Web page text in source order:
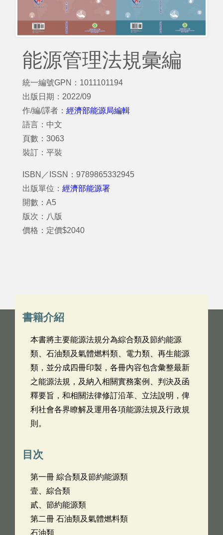
能源管理法規彙編
統一編號GPN：1011101194
出版日期：2022/09
作/編/譯者： 經濟部能源局編輯
語言：中文
頁數：3063
裝訂：平裝
ISBN／ISSN：9789865332945
出版單位： 經濟部能源署
開數：A5
版次：八版
價格：定價$2040
書籍介紹
本書將主要能源法規分為綜合類及節約能源
類、石油類及氣體燃料類、電力類、再生能源
類，並分成四冊印製，各冊內容包含彙整最新
之能源法規，及納入相關實務案例、判決及函
釋要旨，和相關法律修訂沿革、立法說明，俾
利社會各界瞭解及運用各項能源法規及行政規
則。
目次
第一冊 綜合類及節約能源類
壹、綜合類
貳、節約能源類
第二冊 石油類及氣體燃料類
石油類